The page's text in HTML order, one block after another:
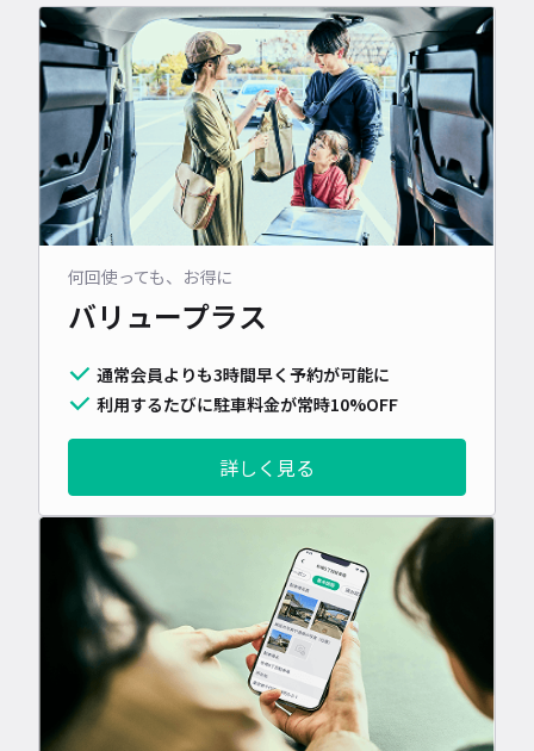
何回使っても、お得に
バリュープラス
通常会員よりも3時間早く予約が可能に
利用するたびに駐車料金が常時10%OFF
詳しく見る